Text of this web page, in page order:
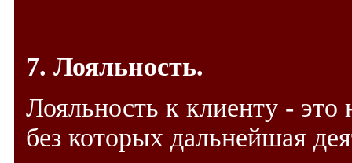
7. Лояльность.
Лояльность к клиенту - это
без которых дальнейшая